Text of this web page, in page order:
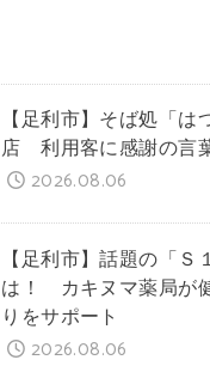
【足利市】そば処「は
店 利用客に感謝の言
2026.08.06
【足利市】話題の「Ｓ
は！ カキヌマ薬局が
りをサポート
2026.08.06